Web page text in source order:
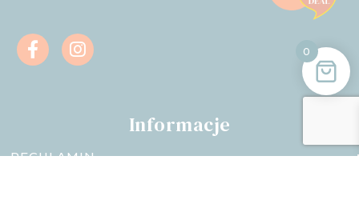
Informacje
REGULAMIN
0